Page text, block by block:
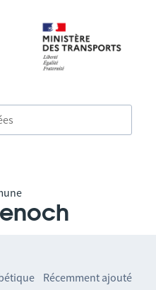
Récemment ajouté